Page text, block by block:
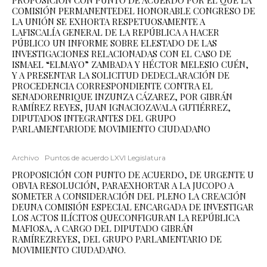
COMISIÓN PERMANENTEDEL HONORABLE CONGRESO DE
LA UNIÓN SE EXHORTA RESPETUOSAMENTE A
LAFISCALÍA GENERAL DE LA REPÚBLICA A HACER
PÚBLICO UN INFORME SOBRE ELESTADO DE LAS
INVESTIGACIONES RELACIONADAS CON EL CASO DE
ISMAEL “ELMAYO” ZAMBADA Y HÉCTOR MELESIO CUÉN,
Y A PRESENTAR LA SOLICITUD DEDECLARACIÓN DE
PROCEDENCIA CORRESPONDIENTE CONTRA EL
SENADORENRIQUE INZUNZA CÁZAREZ, POR GIBRÁN
RAMÍREZ REYES, JUAN IGNACIOZAVALA GUTIÉRREZ,
DIPUTADOS INTEGRANTES DEL GRUPO
PARLAMENTARIODE MOVIMIENTO CIUDADANO
Archivo Puntos de acuerdo LXVI Legislatura
PROPOSICIÓN CON PUNTO DE ACUERDO, DE URGENTE U
OBVIA RESOLUCIÓN, PARAEXHORTAR A LA JUCOPO A
SOMETER A CONSIDERACIÓN DEL PLENO LA CREACIÓN
DEUNA COMISIÓN ESPECIAL ENCARGADA DE INVESTIGAR
LOS ACTOS ILÍCITOS QUECONFIGURAN LA REPÚBLICA
MAFIOSA, A CARGO DEL DIPUTADO GIBRÁN
RAMÍREZREYES, DEL GRUPO PARLAMENTARIO DE
MOVIMIENTO CIUDADANO.